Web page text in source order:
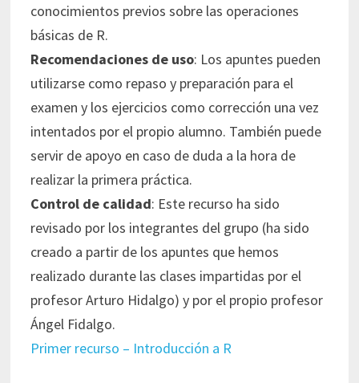
conocimientos previos sobre las operaciones
básicas de R.
Recomendaciones de uso: Los apuntes pueden
utilizarse como repaso y preparación para el
examen y los ejercicios como corrección una vez
intentados por el propio alumno. También puede
servir de apoyo en caso de duda a la hora de
realizar la primera práctica.
Control de calidad: Este recurso ha sido
revisado por los integrantes del grupo (ha sido
creado a partir de los apuntes que hemos
realizado durante las clases impartidas por el
profesor Arturo Hidalgo) y por el propio profesor
Ángel Fidalgo.
Primer recurso – Introducción a R